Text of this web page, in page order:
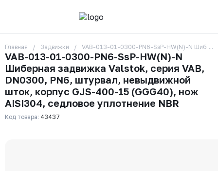
О компании
Контакты
Бренды
Отзывы
Сотрудники
Вакансии
Доставка
Оплата
Главная Задвижки VAB-013-01-0300-PN6-SsP-HW(N)-N
VAB-013-01-0300-PN6-SsP-HW(N)-N
Шиберная задвижка Valstok, серия VAB,
DN0300, PN6, штурвал, невыдвижной
шток, корпус GJS-400-15 (GGG40), нож
AISI304, седловое уплотнение NBR
Код товара: 43437